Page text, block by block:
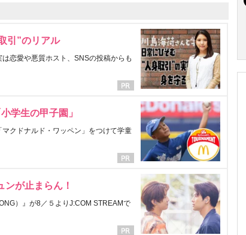
引”のリアル
恋愛や悪質ホスト、SNSの投稿からも
学生の甲子園」
クドナルド・ワッペン」をつけて学童
ンが止まらん！
）』が8／５よりJ:COM STREAMで